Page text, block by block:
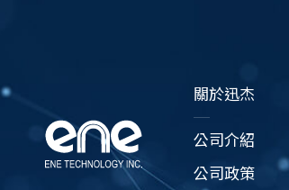
關於迅杰
公司介紹
公司政策